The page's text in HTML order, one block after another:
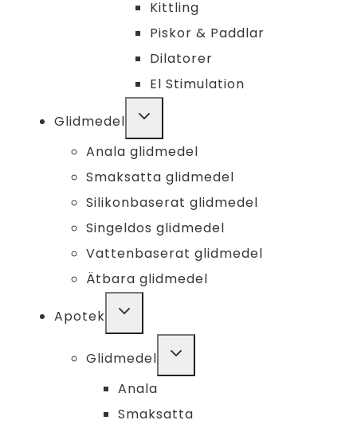
Kittling
Piskor & Paddlar
Dilatorer
El Stimulation
Glidmedel
TOGGLE
MENU
Anala glidmedel
Smaksatta glidmedel
Silikonbaserat glidmedel
Singeldos glidmedel
Vattenbaserat glidmedel
Ätbara glidmedel
Apotek
TOGGLE
MENU
Glidmedel
TOGGLE
MENU
Anala
Smaksatta